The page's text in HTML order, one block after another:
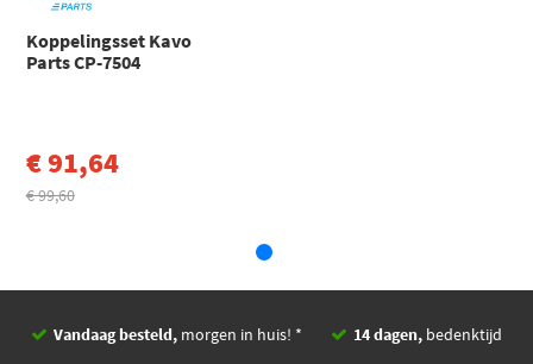
Koppelingsset Kavo
Parts CP-7504
€ 91,64
€ 99,60
Vandaag besteld, morgen in huis! * 14 dagen, bedenktijd